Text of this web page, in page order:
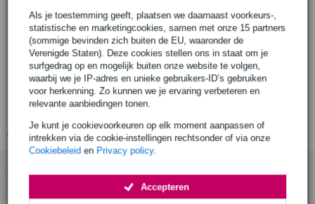
Als je toestemming geeft, plaatsen we daarnaast voorkeurs-,
statistische en marketingcookies, samen met onze 15 partners
(sommige bevinden zich buiten de EU, waaronder de
Verenigde Staten). Deze cookies stellen ons in staat om je
surfgedrag op en mogelijk buiten onze website te volgen,
waarbij we je IP-adres en unieke gebruikers-ID’s gebruiken
voor herkenning. Zo kunnen we je ervaring verbeteren en
relevante aanbiedingen tonen.
Je kunt je cookievoorkeuren op elk moment aanpassen of
intrekken via de cookie-instellingen rechtsonder of via onze
Cookiebeleid en Privacy policy.
Accepteren
Prodjuser USB HUB 3.0
externe USB-interface:
4x USB 3.0 high speed data transfer poort,
2x Quick Charging poort
max. overdrachtssnelheid:
USB 3.0 (max. 5 GBps),
USB 2.0 (max. 480 MBps)
Bekijk alle productspecificaties